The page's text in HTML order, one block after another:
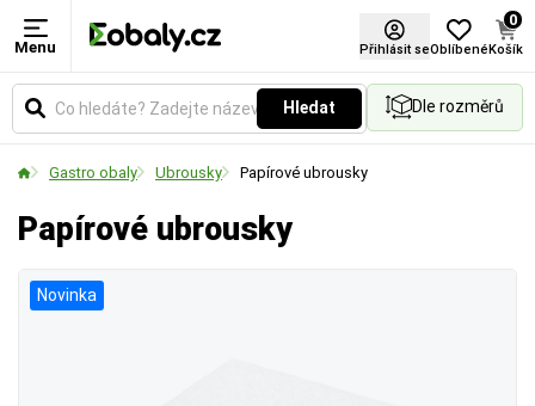
Menu Přihlásit seOblíbené
0
Košík
Hledat Dle rozměrů
Gastro obaly Ubrousky Papírové ubrousky
Papírové ubrousky
Novinka